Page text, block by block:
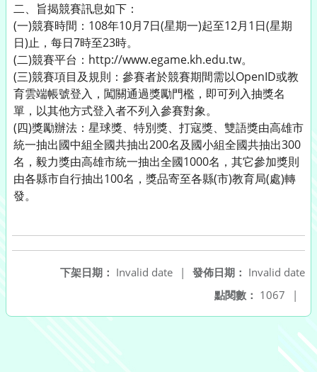
二、旨揭競賽訊息如下：
(一)競賽時間：108年10月7日(星期一)起至12月1日(星期
日)止，每日7時至23時。
(二)競賽平台：http://www.egame.kh.edu.tw。
(三)競賽項目及規則：參賽者於競賽期間需以OpenID或教
育雲端帳號登入，闖關通過獎勵門檻，即可列入抽獎名
單，以其他方式登入者不列入參賽對象。
(四)獎勵辦法：星球獎、特別獎、打寇獎、雙語獎由高雄市
統一抽出國中組全國共抽出200名及國小組全國共抽出300
名，毅力獎由高雄市統一抽出全國1000名，其它參加獎則
由各縣市自行抽出100名，獎品寄至各縣(市)教育局(處)轉
發。
發佈日期： Invalid date
下架日期： Invalid date
|
點閱數： 1067 |